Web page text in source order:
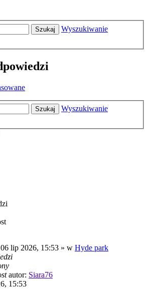
Szukaj
Wyszukiwanie
Szukaj
Wyszukiwanie
lip 2026, 15:53 » w Hyde park
autor: Siara76
15:53